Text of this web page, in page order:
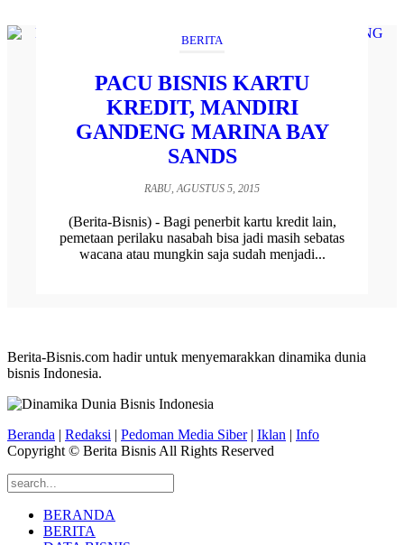
BERITA
PACU BISNIS KARTU
KREDIT, MANDIRI
GANDENG MARINA BAY
SANDS
RABU, AGUSTUS 5, 2015
(Berita-Bisnis) - Bagi penerbit kartu kredit lain,
pemetaan perilaku nasabah bisa jadi masih sebatas
wacana atau mungkin saja sudah menjadi...
Berita-Bisnis.com hadir untuk menyemarakkan dinamika dunia
bisnis Indonesia.
Beranda | Redaksi | Pedoman Media Siber| Iklan | Info
Copyright © Berita Bisnis All Rights Reserved
BERANDA
BERITA